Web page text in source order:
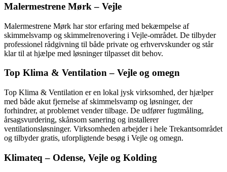
Malermestrene Mørk – Vejle
Malermestrene Mørk har stor erfaring med bekæmpelse af
skimmelsvamp og skimmelrenovering i Vejle-området. De tilbyder
professionel rådgivning til både private og erhvervskunder og står
klar til at hjælpe med løsninger tilpasset dit behov.
Top Klima & Ventilation – Vejle og omegn
Top Klima & Ventilation er en lokal jysk virksomhed, der hjælper
med både akut fjernelse af skimmelsvamp og løsninger, der
forhindrer, at problemet vender tilbage. De udfører fugtmåling,
årsagsvurdering, skånsom sanering og installerer
ventilationsløsninger. Virksomheden arbejder i hele Trekantsområdet
og tilbyder gratis, uforpligtende besøg i Vejle og omegn.
Klimateq – Odense, Vejle og Kolding